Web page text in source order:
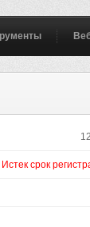
Истек срок